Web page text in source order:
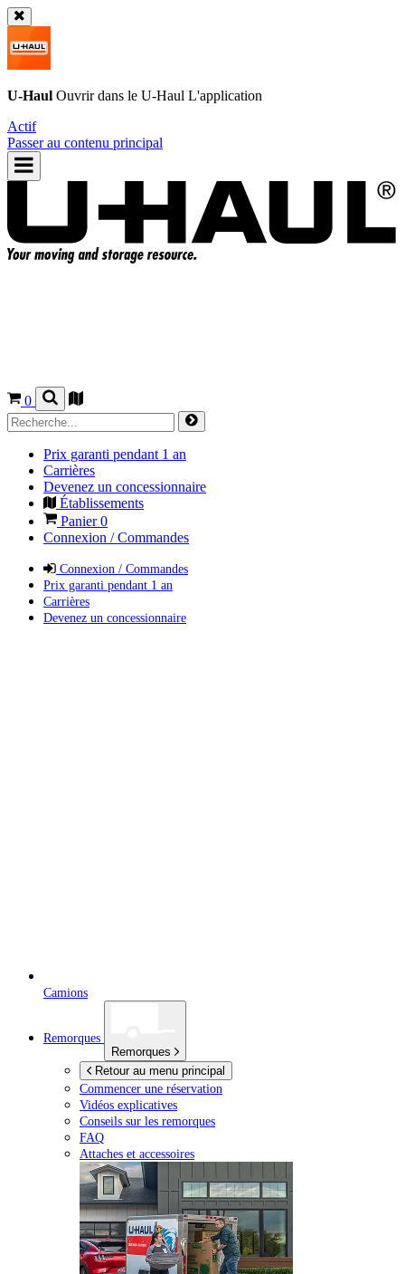
U-Haul Ouvrir dans le U-Haul L'application
Actif
Passer au contenu principal
0
Prix garanti pendant 1 an
Carrières
Devenez un concessionnaire
Établissements
Panier0
Connexion / Commandes
Connexion / Commandes
Prix garanti pendant 1 an
Carrières
Devenez un concessionnaire
Camions
Remorques
Remorques
Retour au menu principal
Commencer une réservation
Vidéos explicatives
Conseils sur les remorques
FAQ
Attaches et accessoires